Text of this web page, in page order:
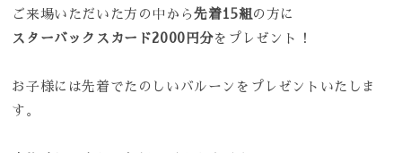
ご来場いただいた方の中から先着15組の方に
スターバックスカード2000円分をプレゼント！
お子様には先着でたのしいバルーンをプレゼントいたしま
す。